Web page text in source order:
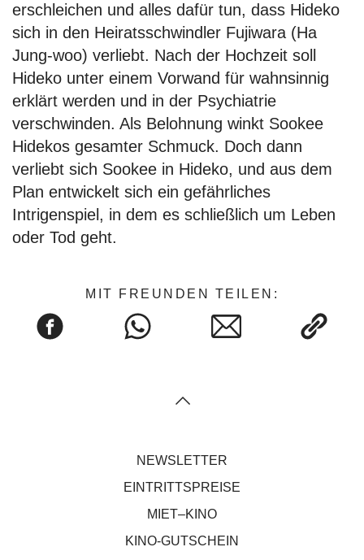
erschleichen und alles dafür tun, dass Hideko
sich in den Heiratsschwindler Fujiwara (Ha
Jung-woo) verliebt. Nach der Hochzeit soll
Hideko unter einem Vorwand für wahnsinnig
erklärt werden und in der Psychiatrie
verschwinden. Als Belohnung winkt Sookee
Hidekos gesamter Schmuck. Doch dann
verliebt sich Sookee in Hideko, und aus dem
Plan entwickelt sich ein gefährliches
Intrigenspiel, in dem es schließlich um Leben
oder Tod geht.
MIT FREUNDEN TEILEN:
NEWSLETTER
EINTRITTSPREISE
MIET–KINO
KINO-GUTSCHEIN